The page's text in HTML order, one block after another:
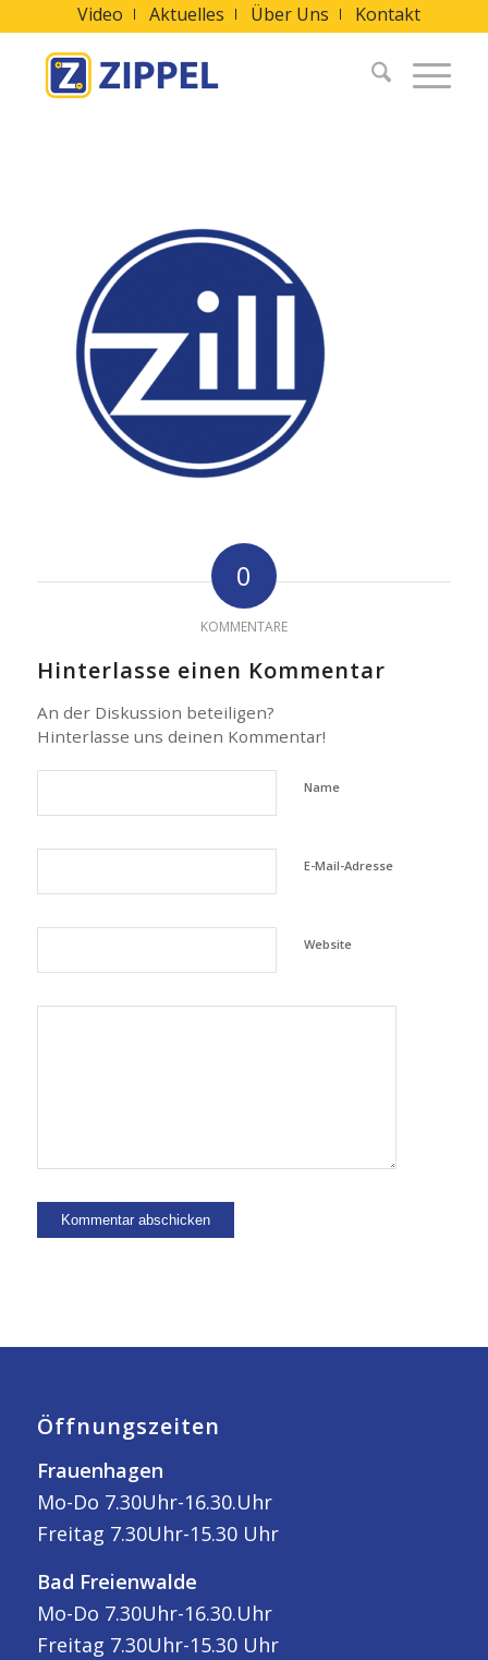
Video Aktuelles Über Uns Kontakt
0
KOMMENTARE
Hinterlasse einen Kommentar
An der Diskussion beteiligen?
Hinterlasse uns deinen Kommentar!
Name
E-Mail-Adresse
Website
Öffnungszeiten
Frauenhagen
Mo-Do 7.30Uhr-16.30.Uhr
Freitag 7.30Uhr-15.30 Uhr
Bad Freienwalde
Mo-Do 7.30Uhr-16.30.Uhr
Freitag 7.30Uhr-15.30 Uhr